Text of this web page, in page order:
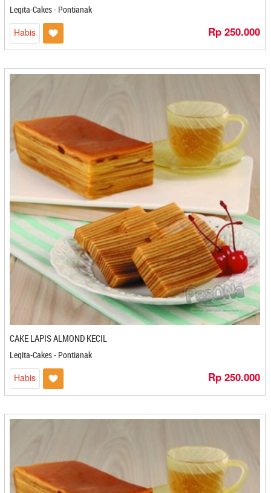
Dapoer Onde - Bandung
Dapoer Sanchila - Cilegon
Dapur Anisa - Cilegon
Dapur Cirebon - Cirebon
Dapur Emak Lily - Banjarmasin
Dapur Mungil - Sukabumi
Dapur NiceMomy - Bekasi
Dapur Ulin 21 - Banjarbaru
Daun Harum - Bontang
David Resto dan Oleh Oleh - Yogyakarta
Dawla - Kediri
Daya Qu - Banjarbaru
Dayana - Cilegon
De Imutz Choco - Magelang
Delis Delen - Cilegon
Dendeng Kukuruyuk - Bandung
Dhani Zha Food - Cilacap
Di Joghi Coffee - Jogjakarta
Dian Food - Banjarbaru
Dika - Bontang
Dika Bakery - Solo
DJN Food - Cirebon
Dodol Bengkel Anugrah - Sidikalang
Dodol Ny.Wie - Bandar Lampung
Dodol Ryan - Medan
Duta Luwak Brother - Bandar Lampung
Egg Roll Bu Eti - Cilacap
Eka Putri - Cilegon
EKA PUTRI -Cilegon
Legita-Cakes - Pontianak
Habis Rp 250.000
CAKE LAPIS ALMOND KECIL
Legita-Cakes - Pontianak
Habis Rp 250.000